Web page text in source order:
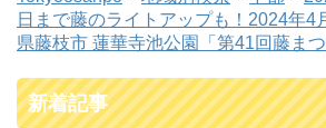
日まで藤のライトアップも！2024年4
県藤枝市 蓮華寺池公園「第41回藤まつ
新着記事